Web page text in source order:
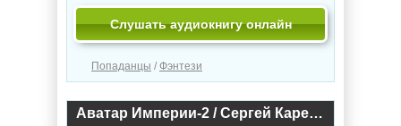
Слушать аудиокнигу онлайн
Попаданцы / Фэнтези
Аватар Империи-2 / Сергей Карелин (2)